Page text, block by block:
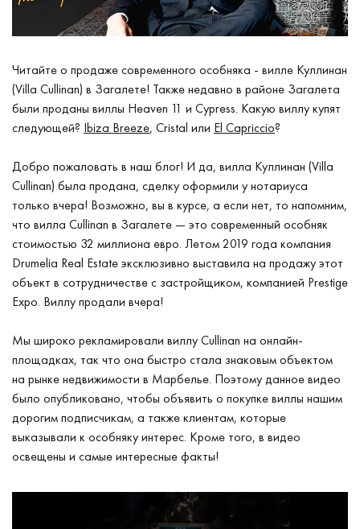
Читайте о продаже современного особняка - вилле Куллинан
(Villa Cullinan) в Загалете! Также недавно в районе Загалета
были проданы виллы Heaven 11 и Cypress. Какую виллу купят
следующей? Ibiza Breeze, Cristal или El Capriccio?
Добро пожаловать в наш блог! И да, вилла Куллинан (Villa
Cullinan) была продана, сделку оформили у нотариуса
только вчера! Возможно, вы в курсе, а если нет, то напомним,
что вилла Cullinan в Загалете — это современный особняк
стоимостью 32 миллиона евро. Летом 2019 года компания
Drumelia Real Estate эксклюзивно выставила на продажу этот
объект в сотрудничестве с застройщиком, компанией Prestige
Expo. Виллу продали вчера!
Мы широко рекламировали виллу Cullinan на онлайн-
площадках, так что она быстро стала знаковым объектом
на рынке недвижимости в Марбелье. Поэтому данное видео
было опубликовано, чтобы объявить о покупке виллы нашим
дорогим подписчикам, а также клиентам, которые
выказывали к особняку интерес. Кроме того, в видео
освещены и самые интересные факты!